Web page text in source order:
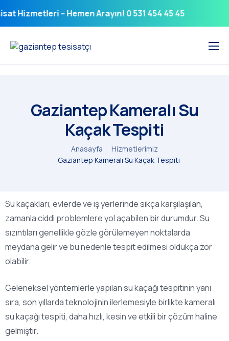
Anasayfa
Hizmet Bölgelerimiz
Hizmetlerimiz
– Hemen Arayın! 0 531 454 45 45
Gaziantep Kameralı Su
Kaçak Tespiti
Anasayfa
Hizmetlerimiz
Gaziantep Kameralı Su Kaçak Tespiti
Su kaçakları, evlerde ve iş yerlerinde sıkça karşılaşılan,
zamanla ciddi problemlere yol açabilen bir durumdur. Su
sızıntıları genellikle gözle görülemeyen noktalarda
meydana gelir ve bu nedenle tespit edilmesi oldukça zor
olabilir.
Geleneksel yöntemlerle yapılan su kaçağı tespitinin yanı
sıra, son yıllarda teknolojinin ilerlemesiyle birlikte kameralı
su kaçağı tespiti, daha hızlı, kesin ve etkili bir çözüm haline
gelmiştir.